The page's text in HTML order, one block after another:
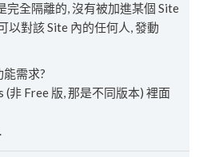
完全隔離的, 沒有被加進某個 Site
以對該 Site 內的任何人, 發動
需求?
(非 Free 版, 那是不同版本) 裡面